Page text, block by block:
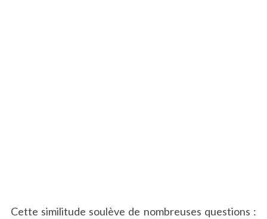
Cette similitude soulève de nombreuses questions :